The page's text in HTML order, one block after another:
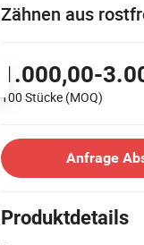
Zähnen aus
1.000,00-
100 Stücke (MOQ)
Anfrage
Produktdetails